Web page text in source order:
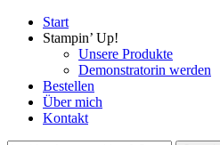
Start
Stampin’ Up!
Unsere Produkte
Demonstratorin werden
Bestellen
Über mich
Kontakt